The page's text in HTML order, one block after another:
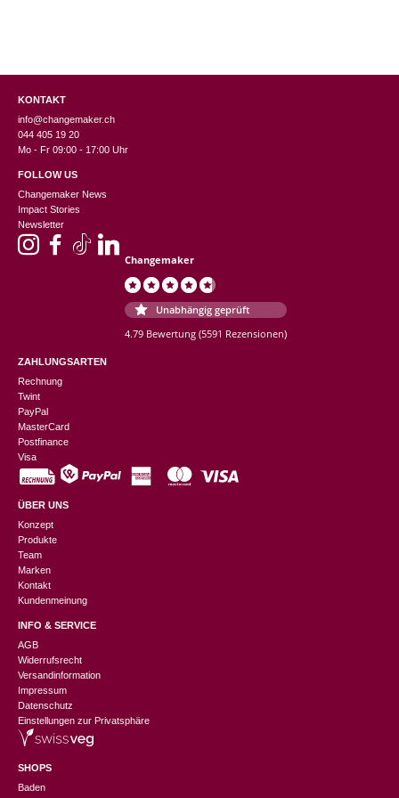
KONTAKT
info@changemaker.ch
044 405 19 20
Mo - Fr 09:00 - 17:00 Uhr
FOLLOW US
Changemaker News
Impact Stories
Newsletter
Changemaker
Unabhängig geprüft
4.79 Bewertung (5591 Rezensionen)
ZAHLUNGSARTEN
Rechnung
Twint
PayPal
MasterCard
Postfinance
Visa
ÜBER UNS
Konzept
Produkte
Team
Marken
Kontakt
Kundenmeinung
INFO & SERVICE
AGB
Widerrufsrecht
Versandinformation
Impressum
Datenschutz
Einstellungen zur Privatsphäre
SHOPS
Baden